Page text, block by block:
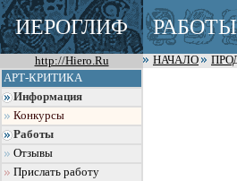
ИЕРОГЛИФ РАБОТЫ
http://Hiero.Ru НАЧАЛО
АРТ-КРИТИКА
Информация
Конкурсы
Работы
Отзывы
Прислать работу